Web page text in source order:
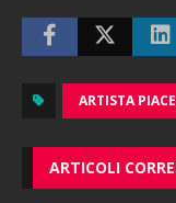
ARTISTA
ARTICOLI